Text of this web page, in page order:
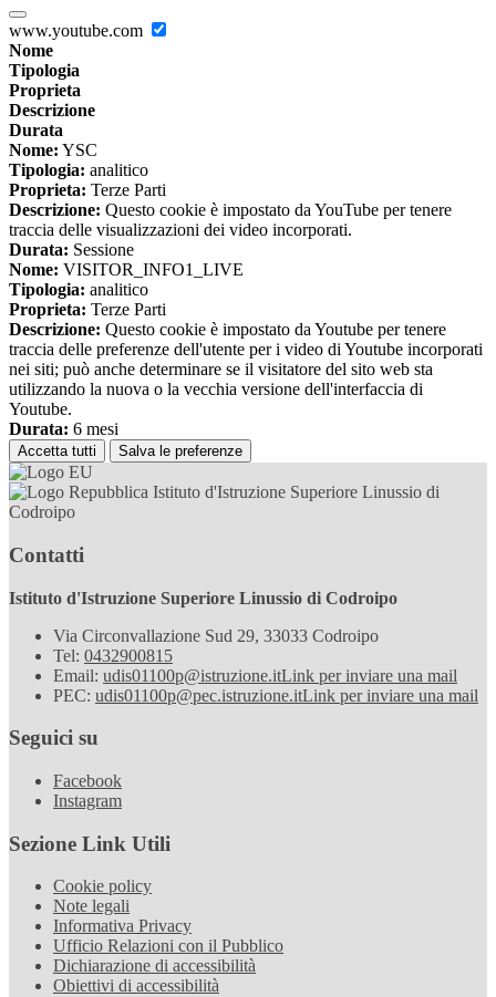
www.youtube.com
Nome
Tipologia
Proprieta
Descrizione
Durata
Nome: YSC
Tipologia: analitico
Proprieta: Terze Parti
Descrizione: Questo cookie è impostato da YouTube per tenere
traccia delle visualizzazioni dei video incorporati.
Durata: Sessione
Nome: VISITOR_INFO1_LIVE
Tipologia: analitico
Proprieta: Terze Parti
Descrizione: Questo cookie è impostato da Youtube per tenere
traccia delle preferenze dell'utente per i video di Youtube incorporati
nei siti; può anche determinare se il visitatore del sito web sta
utilizzando la nuova o la vecchia versione dell'interfaccia di
Youtube.
Durata: 6 mesi
Accetta tutti Salva le preferenze
Istituto d'Istruzione Superiore Linussio di
Codroipo
Contatti
Istituto d'Istruzione Superiore Linussio di Codroipo
Via Circonvallazione Sud 29, 33033 Codroipo
Tel: 0432900815
Email: udis01100p@istruzione.itLink per inviare una mail
PEC: udis01100p@pec.istruzione.itLink per inviare una mail
Seguici su
Facebook
Instagram
Sezione Link Utili
Cookie policy
Note legali
Informativa Privacy
Ufficio Relazioni con il Pubblico
Dichiarazione di accessibilità
Obiettivi di accessibilità